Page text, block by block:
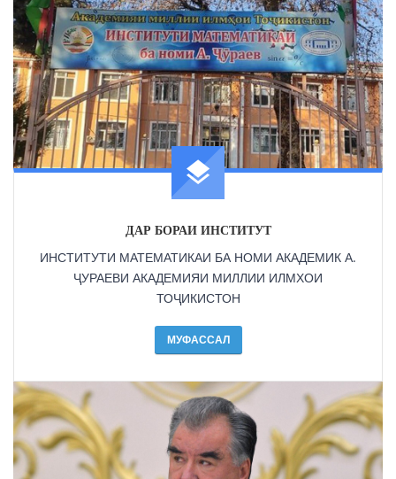
ДАР БОРАИ ИНСТИТУТ
ИНСТИТУТИ МАТЕМАТИКАИ БА НОМИ АКАДЕМИК А.
ҶУРАЕВИ АКАДЕМИЯИ МИЛЛИИ ИЛМХОИ
ТОҶИКИСТОН
МУФАССАЛ